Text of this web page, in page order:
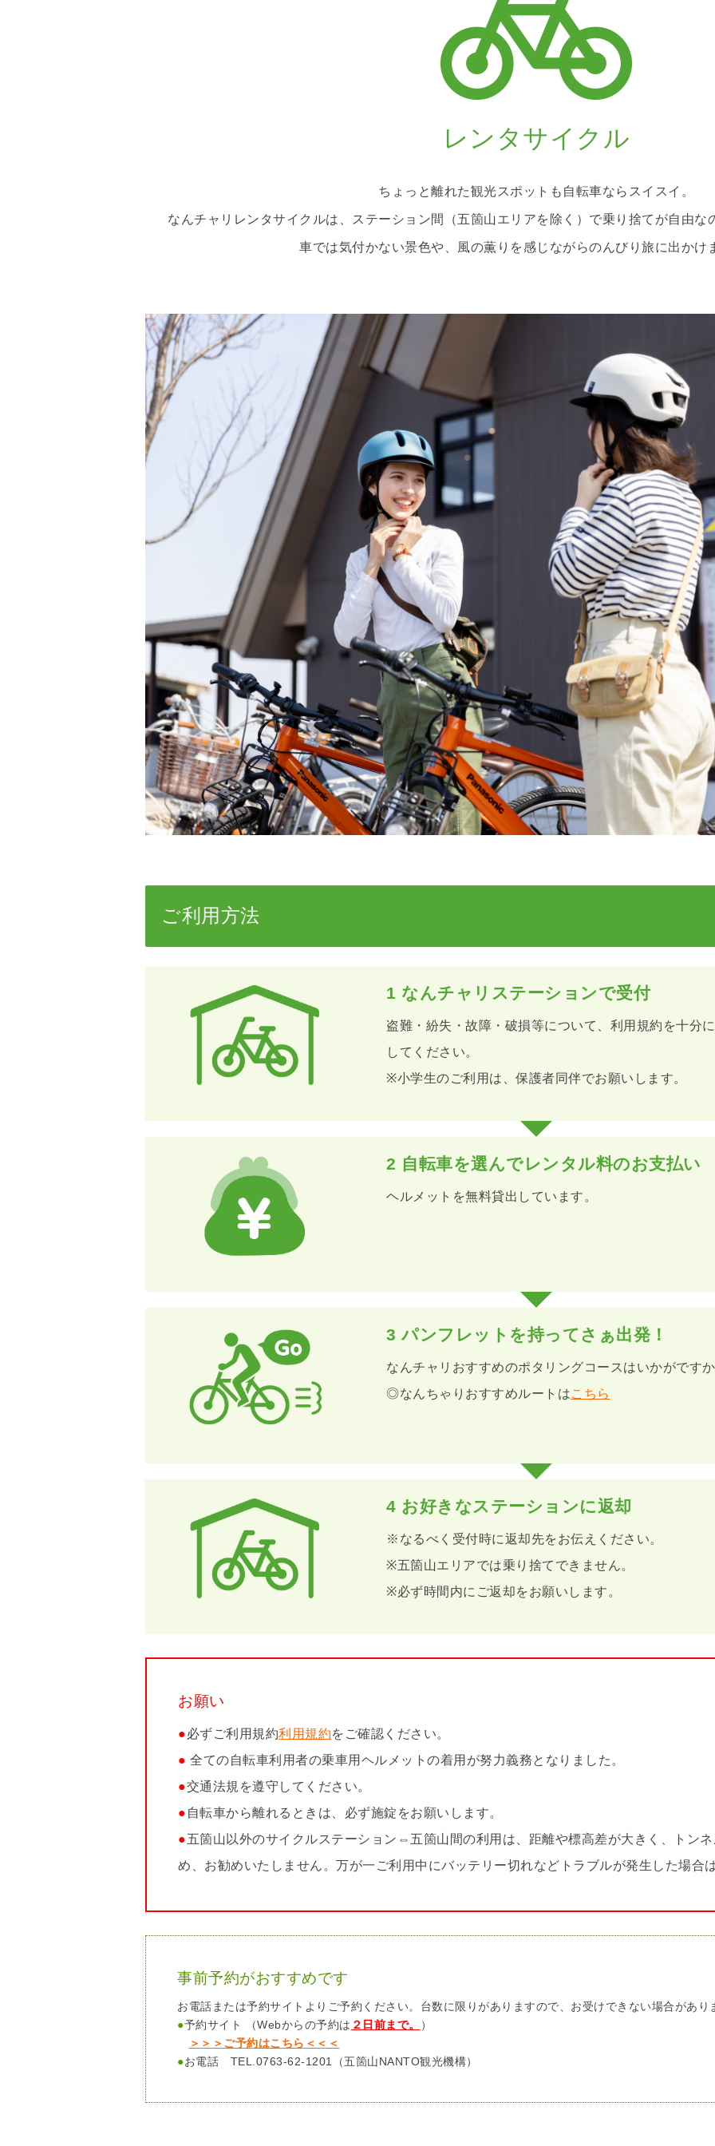
レンタサイクル
ちょっと離れた観光スポットも自転車ならスイスイ。
なんチャリレンタサイクルは、ステーション間（五箇山エリアを除く）で乗り捨てが自由な
車では気付かない景色や、風の薫りを感じながらのんびり旅に出かけ
ご利用方法
1 なんチャリステーションで受付
盗難・紛失・故障・破損等について、利用規約を十分
してください。
※小学生のご利用は、保護者同伴でお願いします。
2 自転車を選んでレンタル料のお支払い
ヘルメットを無料貸出しています。
3 パンフレットを持ってさぁ出発！
なんチャリおすすめのポタリングコースはいかがです
◎なんちゃりおすすめルートはこちら
4 お好きなステーションに返却
※なるべく受付時に返却先をお伝えください。
※五箇山エリアでは乗り捨てできません。
※必ず時間内にご返却をお願いします。
お願い
●必ずご利用規約利用規約をご確認ください。
● 全ての自転車利用者の乗車用ヘルメットの着用が努力義務となりました。
●交通法規を遵守してください。
● 自転車から離れるときは、必ず施錠をお願いします。
●五箇山以外のサイクルステーション⇔五箇山間の利用は、距離や標高差が大きく、トン
め、お勧めいたしません。万が一ご利用中にバッテリー切れなどトラブルが発生した場合
事前予約がおすすめです
お電話または予約サイトよりご予約ください。台数に限りがありますので、お受けできない場合があ
●予約サイト （Webからの予約は ２日前まで。
）
＞＞＞ご予約はこちら＜＜＜
●お電話 TEL.0763-62-1201（五箇山NANTO観光機構）